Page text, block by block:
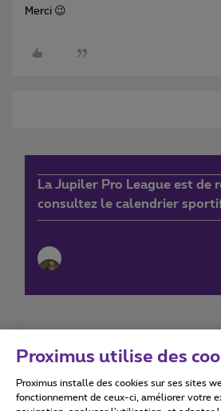
Merci 😉
La Jupiler Pro League est de
consultez le calendrier
Conditions d'utilisation
Proximus utilise des
Proximus installe des cookies sur ses sites
fonctionnement de ceux-ci, améliorer votre